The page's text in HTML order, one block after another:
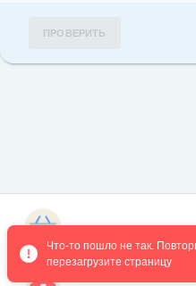
ПРОВЕРИТЬ
Что-то пошло не так.
перезагрузите страницу